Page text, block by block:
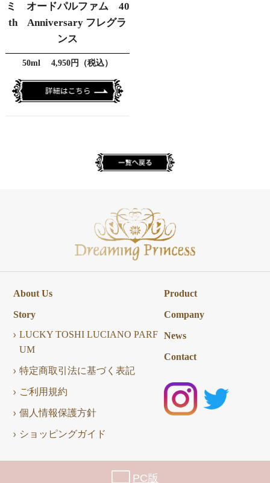
ミ オードパルファム 40
th Anniversary フレグラ
ンス
50ml 4,950円（税込）
About Us
Story
LUCKY TOSHI LUCIANO PARF
UM
特定商取引法に基づく表記
ご利用規約
個人情報保護方針
ショッピングガイド
Product
Company
News
Contact
PC版